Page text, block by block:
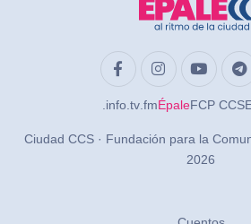
.info .tv .fmÉpaleFCP CCS
Ciudad CCS · Fundación para la
2026